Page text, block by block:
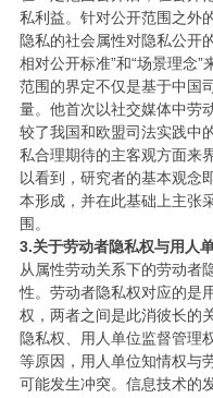
私利益。针对公开范围之外
隐私的社会属性对隐私公开
相对公开标准”和“场景理念
范围的界定不仅是基于中国
量。他首次以社交媒体中劳
较了我国和欧盟司法实践中
私合理期待的主客观方面来
以看到，研究者的基本观念
本形成，并在此基础上主张
围。
3.关于劳动者隐私权与用人
从属性劳动关系下的劳动者
性。劳动者隐私权对应的是
权，两者之间是此消彼长的
隐私权、用人单位监督管理
等原因，用人单位知情权与
可能发生冲突。信息技术的